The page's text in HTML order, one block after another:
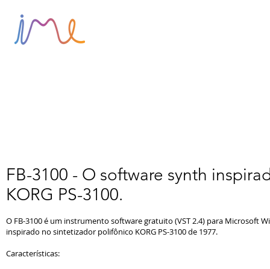
FB-3100 - O software synth
KORG PS-3100.
O FB-3100 é um instrumento software gratuito (VST 2.4) para Microsoft
inspirado no sintetizador polifônico KORG PS-3100 de 1977.
Características: